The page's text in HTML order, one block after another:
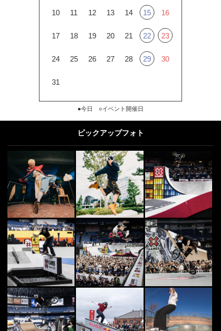
10 11 12 13 14 15 16
17 18 19 20 21 22 23
24 25 26 27 28 29 30
31
●今日 ○イベント開催日
ピックアップフォト